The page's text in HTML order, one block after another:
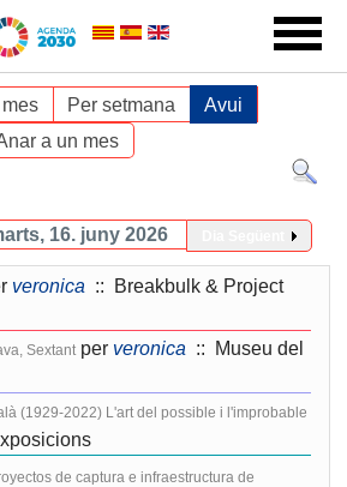
Per setmana
Avui
a un mes
16. juny 2026
veronica :: Breakbulk & Project
Sextant per veronica :: Museu del
(1929-2022) L'art del possible i l'improbable
de captura e infraestructura de